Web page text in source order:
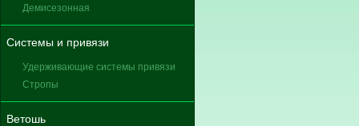
Демисезонная
Системы и привязи
Удерживающие системы привязи
Стропы
Ветошь